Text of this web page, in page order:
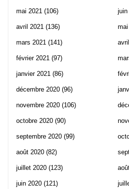
mai 2021 (106)
avril 2021 (136)
mars 2021 (141)
février 2021 (97)
janvier 2021 (86)
décembre 2020 (96)
novembre 2020 (106)
octobre 2020 (90)
septembre 2020 (99)
août 2020 (82)
juillet 2020 (123)
juin 2020 (121)
juin